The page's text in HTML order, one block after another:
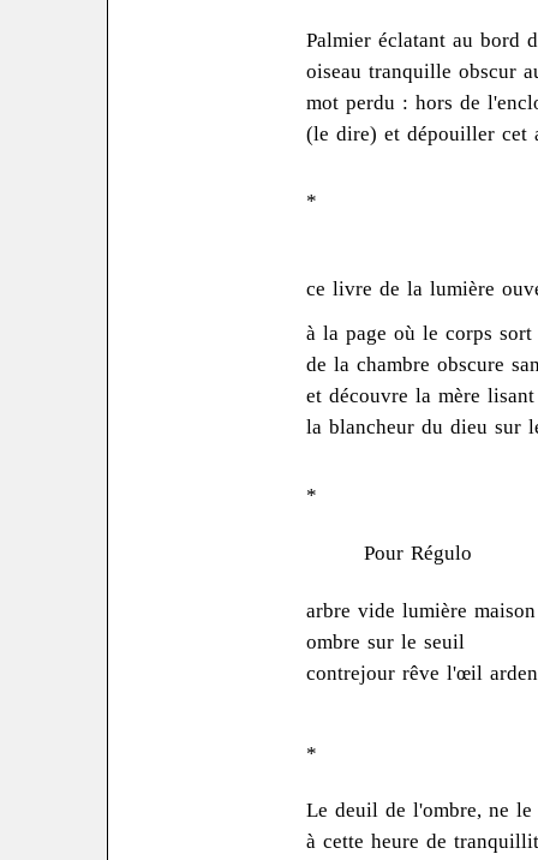
Palmier éclatant au bord
oiseau tranquille obscur
mot perdu : hors de
(le dire) et dépouiller cet
*
ce livre de la lumière
à la page où le corps sort
de la chambre obscure
et découvre la mère lisant
la blancheur du dieu sur
*
Pour Régulo
arbre vide lumière maison
ombre sur le seuil
contrejour rêve l'œil
*
Le deuil de l'ombre, ne le
à cette heure de